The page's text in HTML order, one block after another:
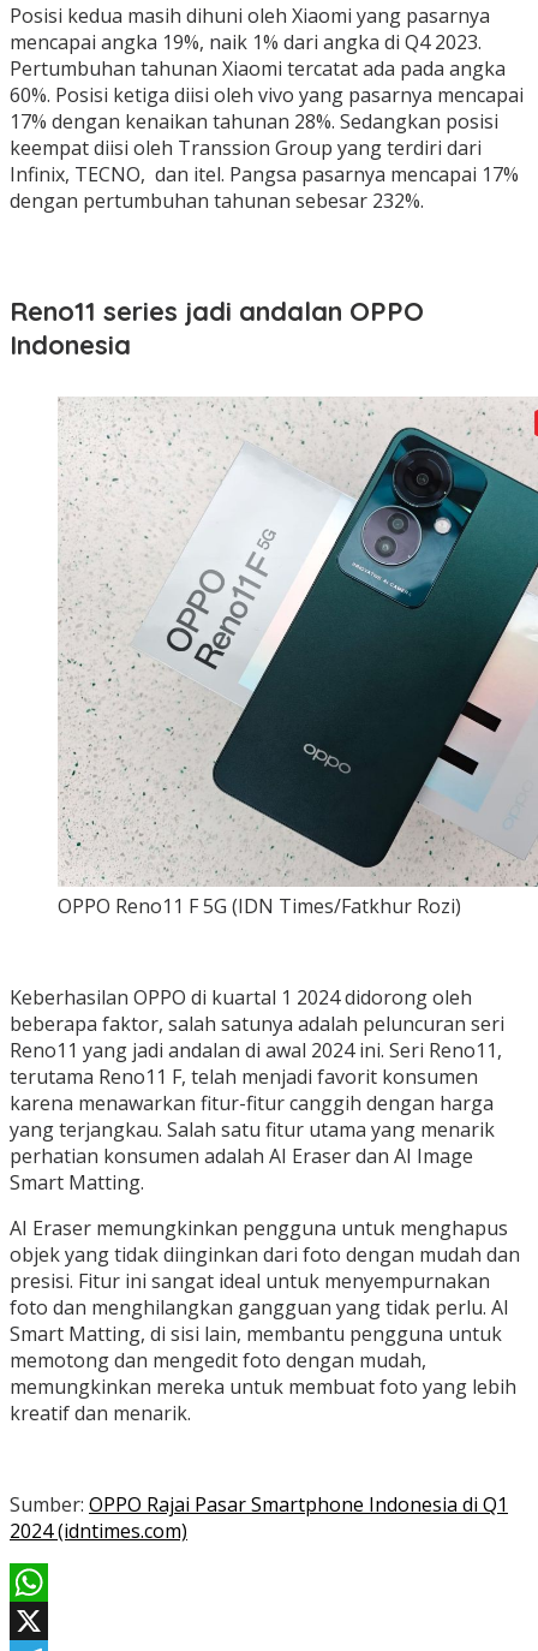
Posisi kedua masih dihuni oleh Xiaomi yang pasarnya
mencapai angka 19%, naik 1% dari angka di Q4 2023.
Pertumbuhan tahunan Xiaomi tercatat ada pada angka
60%. Posisi ketiga diisi oleh vivo yang pasarnya mencapai
17% dengan kenaikan tahunan 28%. Sedangkan posisi
keempat diisi oleh Transsion Group yang terdiri dari
Infinix, TECNO, dan itel. Pangsa pasarnya mencapai 17%
dengan pertumbuhan tahunan sebesar 232%.
Reno11 series jadi andalan OPPO
Indonesia
OPPO Reno11 F 5G (IDN Times/Fatkhur Rozi)
Keberhasilan OPPO di kuartal 1 2024 didorong oleh
beberapa faktor, salah satunya adalah peluncuran seri
Reno11 yang jadi andalan di awal 2024 ini. Seri Reno11,
terutama Reno11 F, telah menjadi favorit konsumen
karena menawarkan fitur-fitur canggih dengan harga
yang terjangkau. Salah satu fitur utama yang menarik
perhatian konsumen adalah AI Eraser dan AI Image
Smart Matting.
AI Eraser memungkinkan pengguna untuk menghapus
objek yang tidak diinginkan dari foto dengan mudah dan
presisi. Fitur ini sangat ideal untuk menyempurnakan
foto dan menghilangkan gangguan yang tidak perlu. AI
Smart Matting, di sisi lain, membantu pengguna untuk
memotong dan mengedit foto dengan mudah,
memungkinkan mereka untuk membuat foto yang lebih
kreatif dan menarik.
Sumber: OPPO Rajai Pasar Smartphone Indonesia di Q1
2024 (idntimes.com)
WhatsApp